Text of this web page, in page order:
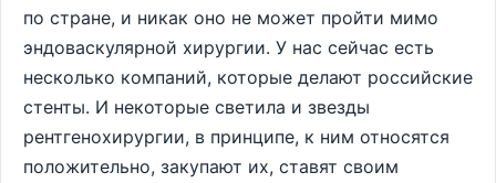
по стране, и никак оно не может пройти мимо
эндоваскулярной хирургии. У нас сейчас есть
несколько компаний, которые делают российские
стенты. И некоторые светила и звезды
рентгенохирургии, в принципе, к ним относятся
положительно, закупают их, ставят своим